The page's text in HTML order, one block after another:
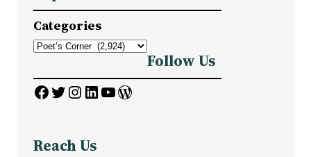
c
h
Categories
Follow Us
Facebook Twitter InstagramLinkedIn YouTube WordPress
Reach Us